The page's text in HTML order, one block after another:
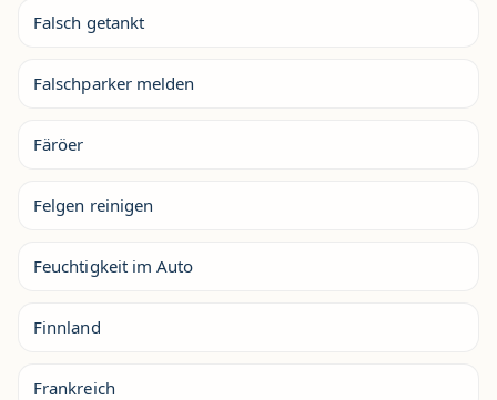
Falsch getankt
Falschparker melden
Färöer
Felgen reinigen
Feuchtigkeit im Auto
Finnland
Frankreich